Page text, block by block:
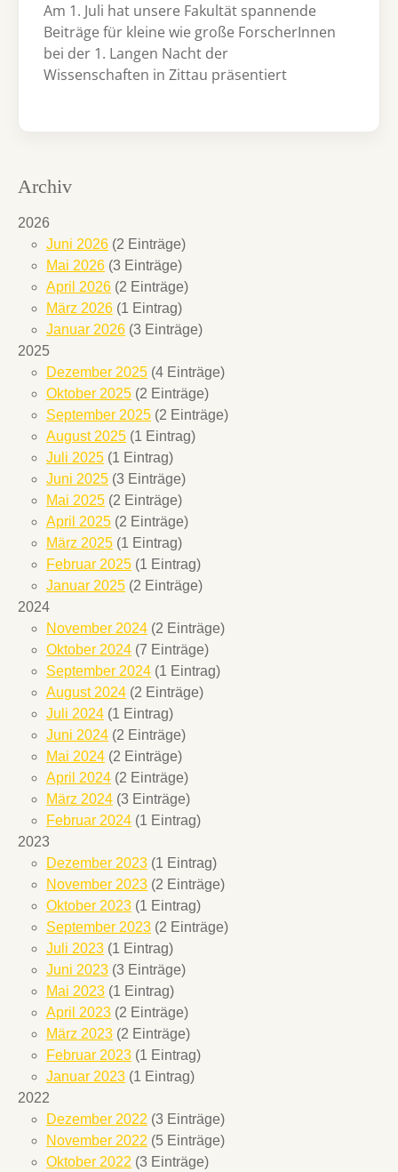
Am 1. Juli hat unsere Fakultät spannende
Beiträge für kleine wie große ForscherInnen
bei der 1. Langen Nacht der
Wissenschaften in Zittau präsentiert
Archiv
2026
Juni 2026 (2 Einträge)
Mai 2026 (3 Einträge)
April 2026 (2 Einträge)
März 2026 (1 Eintrag)
Januar 2026 (3 Einträge)
2025
Dezember 2025 (4 Einträge)
Oktober 2025 (2 Einträge)
September 2025 (2 Einträge)
August 2025 (1 Eintrag)
Juli 2025 (1 Eintrag)
Juni 2025 (3 Einträge)
Mai 2025 (2 Einträge)
April 2025 (2 Einträge)
März 2025 (1 Eintrag)
Februar 2025 (1 Eintrag)
Januar 2025 (2 Einträge)
2024
November 2024 (2 Einträge)
Oktober 2024 (7 Einträge)
September 2024 (1 Eintrag)
August 2024 (2 Einträge)
Juli 2024 (1 Eintrag)
Juni 2024 (2 Einträge)
Mai 2024 (2 Einträge)
April 2024 (2 Einträge)
März 2024 (3 Einträge)
Februar 2024 (1 Eintrag)
2023
Dezember 2023 (1 Eintrag)
November 2023 (2 Einträge)
Oktober 2023 (1 Eintrag)
September 2023 (2 Einträge)
Juli 2023 (1 Eintrag)
Juni 2023 (3 Einträge)
Mai 2023 (1 Eintrag)
April 2023 (2 Einträge)
März 2023 (2 Einträge)
Februar 2023 (1 Eintrag)
Januar 2023 (1 Eintrag)
2022
Dezember 2022 (3 Einträge)
November 2022 (5 Einträge)
Oktober 2022 (3 Einträge)